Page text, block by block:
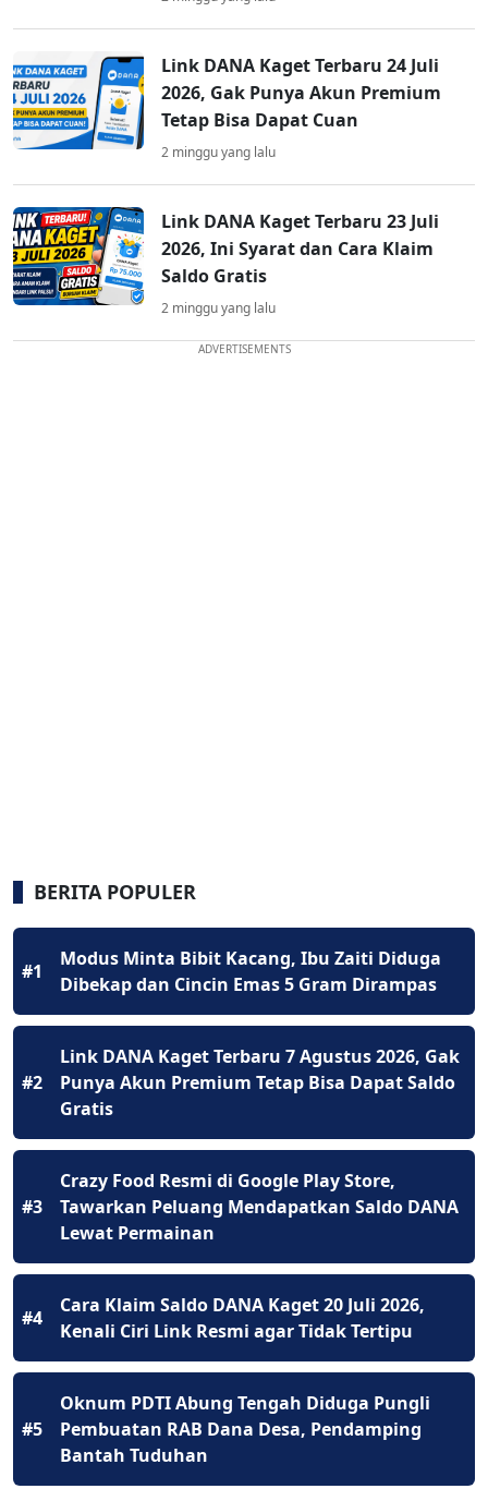
Link DANA Kaget Terbaru 24 Juli
2026, Gak Punya Akun Premium
Tetap Bisa Dapat Cuan
2 minggu yang lalu
Link DANA Kaget Terbaru 23 Juli
2026, Ini Syarat dan Cara Klaim
Saldo Gratis
2 minggu yang lalu
ADVERTISEMENTS
BERITA POPULER
#1
Modus Minta Bibit Kacang, Ibu Zaiti Diduga
Dibekap dan Cincin Emas 5 Gram Dirampas
#2
Link DANA Kaget Terbaru 7 Agustus 2026, Gak
Punya Akun Premium Tetap Bisa Dapat Saldo
Gratis
#3
Crazy Food Resmi di Google Play Store,
Tawarkan Peluang Mendapatkan Saldo DANA
Lewat Permainan
#4
Cara Klaim Saldo DANA Kaget 20 Juli 2026,
Kenali Ciri Link Resmi agar Tidak Tertipu
#5
Oknum PDTI Abung Tengah Diduga Pungli
Pembuatan RAB Dana Desa, Pendamping
Bantah Tuduhan